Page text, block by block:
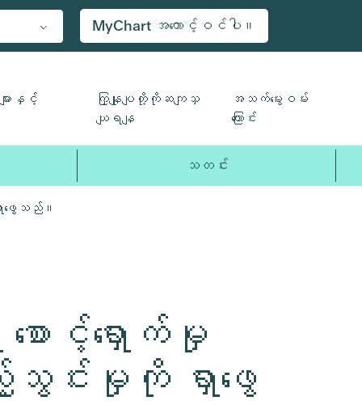
MyChart အကောင့်ဝင်ပါ။
ားနှင့်
ကြှနျုပျတို့ကိုဆကျသှ
ယျရနျ
အသက်မွေးဝမ်း
ကြောင်း
သတင်း
ဖွေသည်။
ောင့်ရှောက်မှု
သွင်းမှုကို ရှာဖွေ